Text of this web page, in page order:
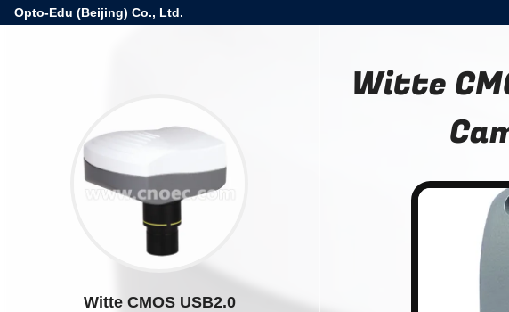
Opto-Edu (Beijing) Co., Ltd.
Witte CMOS USB2.0
Witte